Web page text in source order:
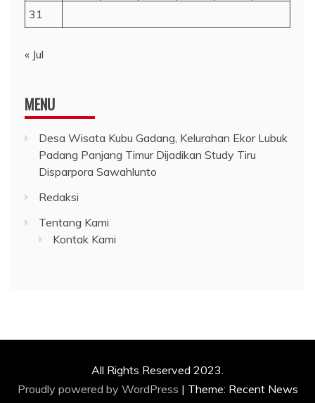
31
« Jul
MENU
Desa Wisata Kubu Gadang, Kelurahan Ekor Lubuk
Padang Panjang Timur Dijadikan Study Tiru
Disparpora Sawahlunto
Redaksi
Tentang Kami
Kontak Kami
All Rights Reserved 2023.
Proudly powered by WordPress | Theme: Recent News